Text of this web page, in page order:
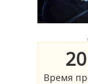
Время